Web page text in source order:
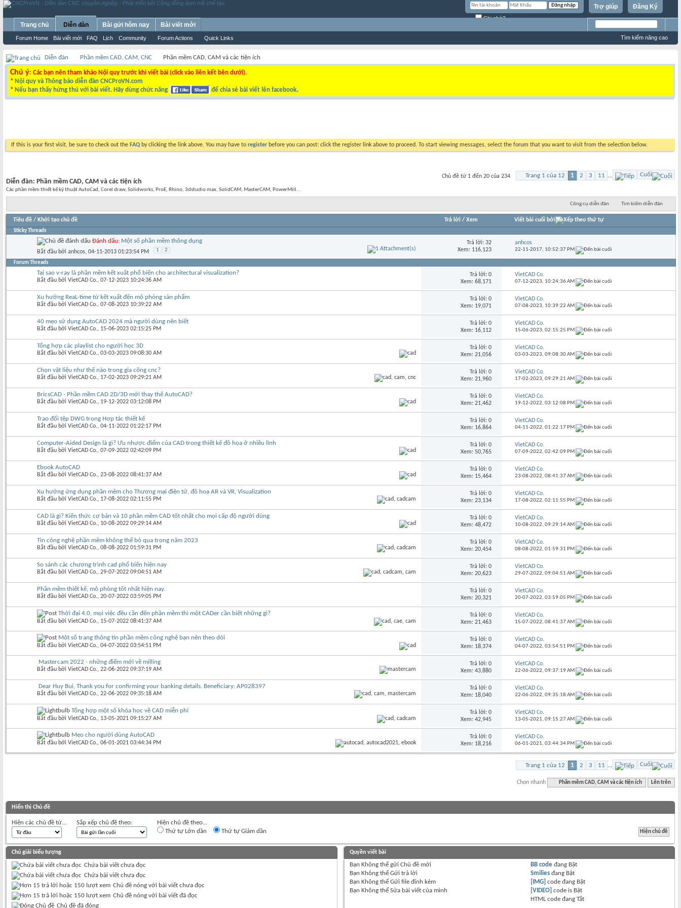
Đăng Ký
Trợ giúp
Ghi nhớ?
Trang chủ Diễn đàn
Forum Home Bài viết mới FAQ Lịch Community Forum Actions Quick Links
Bài gửi hôm nay Bài viết mới
Tìm kiếm nâng cao
Diễn đàn Phần mềm CAD, CAM, CNC Phần mềm CAD, CAM và các tiện ích
Chú ý: Các bạn nên tham khảo Nội quy trước khi viết bài (click vào liên kết bên dưới).
* Nội quy và Thông báo diễn đàn CNCProVN.com
* Nếu bạn thấy hứng thú với bài viết. Hãy dùng chức năng để chia sẻ bài viết lên facebook.
If this is your first visit, be sure to check out the FAQ by clicking the link above. You may have to register before you can post: click the register link above to proceed. To start viewing messages, select the forum that you want to visit from the selection below.
Trang 1 của 12 1 2 3 11 ... Cuối
Chủ đề từ 1 đến 20 của 234
Diễn đàn: Phần mềm CAD, CAM và các tiện ích
Các phần mềm thiết kế kỹ thuật AutoCad, Corel draw, Solidworks, ProE, Rhino, 3dstudio max, SolidCAM, MasterCAM, PowerMill...
Công cụ diễn đàn Tìm kiếm diễn đàn
Tiêu đề / Khởi tạo chủ đề Trả lời/ Xem Viết bài cuối bởi
Sticky Threads
Đánh dấu: Một số phần mềm thông dụng
Bắt đầu bởi anhcos‎, 04-11-2013 01:23:54 PM 1 2
Trả lời: 32
Xem: 116,123
anhcos
22-11-2017, 10:52:37 PM
Forum Threads
Tại sao v-ray là phần mềm kết xuất phổ biến cho architectural visualization?
Bắt đầu bởi VietCAD Co.‎, 07-12-2023 10:24:36 AM
Trả lời: 0
Xem: 68,171
VietCAD Co.
07-12-2023, 10:24:36 AM
Xu hướng ReaL-time từ kết xuất đến mô phỏng sản phẩm
Bắt đầu bởi VietCAD Co.‎, 07-08-2023 10:39:22 AM
Trả lời: 0
Xem: 19,071
VietCAD Co.
07-08-2023, 10:39:22 AM
40 mẹo sử dụng AutoCAD 2024 mà người dùng nên biết
Bắt đầu bởi VietCAD Co.‎, 15-06-2023 02:15:25 PM
Trả lời: 0
Xem: 16,112
VietCAD Co.
15-06-2023,02:15:25 PM
Tổng hợp các playlist cho người học 3D
Bắt đầu bởi VietCAD Co.‎, 03-03-2023 09:08:30 AM
Trả lời: 0
Xem: 21,056
VietCAD Co.
03-03-2023,09:08:30 AM
Chọn vật liệu như thế nào trong gia công cnc?
Bắt đầu bởi VietCAD Co.‎, 17-02-2023 09:29:21 AM
Trả lời: 0
Xem: 21,960
VietCAD Co.
17-02-2023,09:29:21 AM
BricsCAD - Phần mềm CAD 2D/3D mới thay thế AutoCAD?
Bắt đầu bởi VietCAD Co.‎, 19-12-2022 03:12:08 PM
Trả lời: 0
Xem: 21,462
VietCAD Co.
19-12-2022,03:12:08 PM
Trao đổi tệp DWG trong Hợp tác thiết kế
Bắt đầu bởi VietCAD Co.‎, 04-11-2022 01:22:17 PM
Trả lời: 0
Xem: 16,864
VietCAD Co.
04-11-2022,01:22:17 PM
Computer-Aided Design là gì? Ưu nhược điểm của CAD trong thiết kế đồ họa ở nhiều lĩnh
Bắt đầu bởi VietCAD Co.‎, 07-09-2022 02:42:09 PM
Trả lời: 0
Xem: 50,765
VietCAD Co.
07-09-2022,02:42:09 PM
Ebook AutoCAD
Bắt đầu bởi VietCAD Co.‎, 23-08-2022 08:41:37 AM
Trả lời: 0
Xem: 15,464
VietCAD Co.
23-08-2022,08:41:37 AM
Xu hướng ứng dụng phần mềm cho Thương mại điện tử, đồ hoạ AR và VR, Visualization
Bắt đầu bởi VietCAD Co.‎, 17-08-2022 02:11:55 PM
Trả lời: 0
Xem: 23,134
VietCAD Co.
17-08-2022,02:11:55 PM
CAD là gì? Kiến thức cơ bản và 10 phần mềm CAD tốt nhất cho mọi cấp độ người dùng
Bắt đầu bởi VietCAD Co.‎, 10-08-2022 09:29:14 AM
Trả lời: 0
Xem: 48,472
VietCAD Co.
10-08-2022,09:29:14 AM
Tin công nghệ phần mềm không thể bỏ qua trong năm 2023
Bắt đầu bởi VietCAD Co.‎, 08-08-2022 01:59:31 PM
Trả lời: 0
Xem: 20,454
VietCAD Co.
08-08-2022,01:59:31 PM
So sánh các chương trình cad phổ biến hiện nay
Bắt đầu bởi VietCAD Co.‎, 29-07-2022 09:04:51 AM
Trả lời: 0
Xem: 20,623
VietCAD Co.
29-07-2022,09:04:51 AM
Phần mềm thiết kế, mô phỏng tốt nhất hiện nay.
Bắt đầu bởi VietCAD Co.‎, 20-07-2022 03:59:05 PM
Trả lời: 0
Xem: 20,321
VietCAD Co.
20-07-2022,03:59:05 PM
Thời đại 4.0, mọi việc đều cần đến phần mềm thì một CADer cần biết những gì?
Bắt đầu bởi VietCAD Co.‎, 15-07-2022 08:41:37 AM
Trả lời: 0
Xem: 21,463
VietCAD Co.
15-07-2022,08:41:37 AM
Một số trang thông tin phần mềm công nghệ bạn nên theo dõi
Bắt đầu bởi VietCAD Co.‎, 04-07-2022 03:54:51 PM
Trả lời: 0
Xem: 18,374
VietCAD Co.
04-07-2022,03:54:51 PM
Mastercam 2022 - những điểm mới về milling
Bắt đầu bởi VietCAD Co.‎, 22-06-2022 09:37:19 AM
Trả lời: 0
Xem: 43,880
VietCAD Co.
22-06-2022,09:37:19 AM
Dear Huy Bui, Thank you for confirming your banking details. Beneficiary: AP028397
Bắt đầu bởi VietCAD Co.‎, 22-06-2022 09:35:18 AM
Trả lời: 0
Xem: 18,040
VietCAD Co.
22-06-2022,09:35:18 AM
Tổng hợp một số khóa học về CAD miễn phí
Bắt đầu bởi VietCAD Co.‎, 13-05-2021 09:15:27 AM
Trả lời: 0
Xem: 42,945
VietCAD Co.
13-05-2021,09:15:27 AM
Mẹo cho người dùng AutoCAD
Bắt đầu bởi VietCAD Co.‎, 06-01-2021 03:44:34 PM
Trả lời: 0
Xem: 18,216
VietCAD Co.
06-01-2021,03:44:34 PM
Trang 1 của 12 1 2 3 11 ... Cuối
Chọn nhanh Phần mềm CAD, CAM và các tiện ích Lên trên
Hiển thị Chủ đề
Hiện các chủ đề từ... Sắp xếp chủ đề theo:
Hiện chủ đề theo...
Thứ tự Lớn dần
Thứ tự Giảm dần
Chú giải biểu tượng
Chứa bài viết chưa đọc
Chứa bài viết chưa đọc
Chủ đề nóng với bài viết chưa đọc
Chủ đề nóng với bài viết đã đọc
Chủ đề đã đóng
Quyền viết bài
Bạn Không thểgửi Chủ đề mới
Bạn Không thểGửi trả lời
Bạn Không thểGửi file đính kèm
Bạn Không thểSửa bài viết của mình
BB code đang Bật
Smilies đang Bật
[IMG] code đang Bật
[VIDEO] code is Bật
HTML code đangTắt